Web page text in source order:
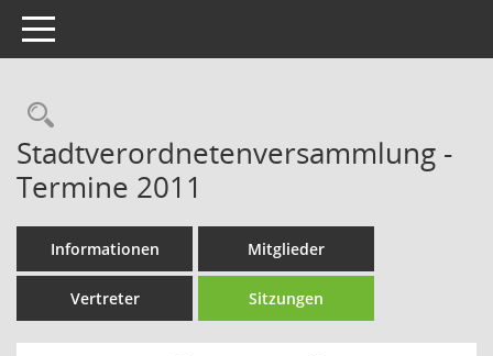
Toggle navigation
Rechercheauswahl
Stadtverordnetenversammlung -
Termine 2011
Informationen Mitglieder
Vertreter Sitzungen